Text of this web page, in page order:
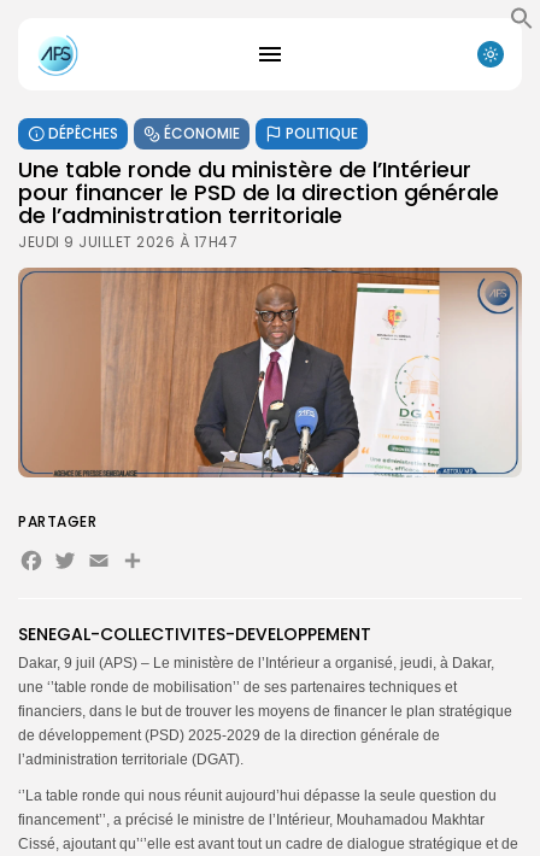
Search
for:
Button
FR
DÉPÊCHES ÉCONOMIE POLITIQUE
Une table ronde du ministère de l’Intérieur
pour financer le PSD de la direction générale
de l’administration territoriale
JEUDI 9 JUILLET 2026 À 17H47
SENEGAL-COLLECTIVITES-DEVELOPPEMENT
Dakar, 9 juil (APS) – Le ministère de l’Intérieur a organisé, jeudi, à Dakar,
une ‘’table ronde de mobilisation’’ de ses partenaires techniques et
financiers, dans le but de trouver les moyens de financer le plan stratégique
de développement (PSD) 2025-2029 de la direction générale de
l’administration territoriale (DGAT).
‘’La table ronde qui nous réunit aujourd’hui dépasse la seule question du
financement’’, a précisé le ministre de l’Intérieur, Mouhamadou Makhtar
Cissé, ajoutant qu’‘’elle est avant tout un cadre de dialogue stratégique et de
PARTAGER
Facebook
Twitter
EmailPartager